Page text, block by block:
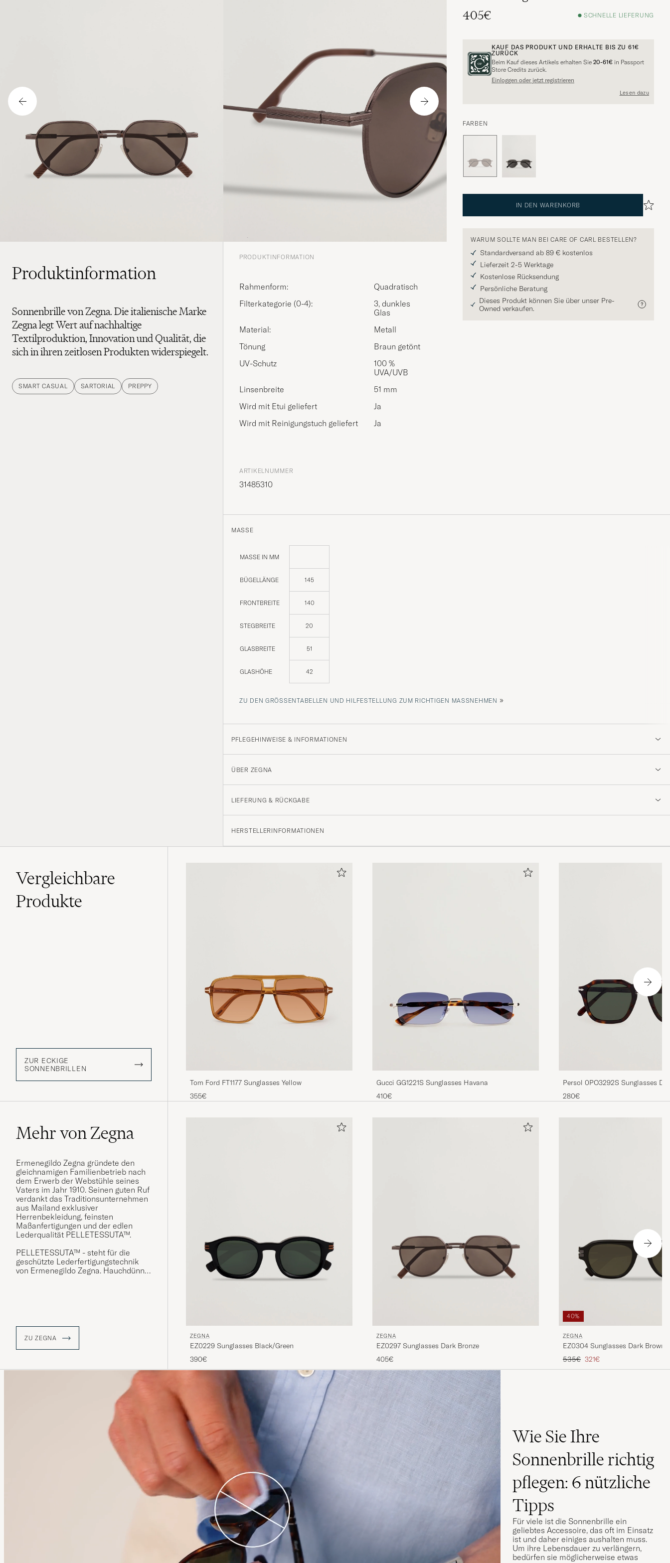
405€
SCHNELLE LIEFERUNG
KAUF DAS PRODUKT UND ERHALTE BIS ZU 61€
ZURÜCK
Beim Kauf dieses Artikels erhalten Sie 20-61€ in Passport
Store Credits zurück.
Einloggen oder jetzt registrieren
Lesen dazu
FARBEN
IN DEN WARENKORB
WARUM SOLLTE MAN BEI CARE OF CARL BESTELLEN?
Standardversand ab 89 € kostenlos
Lieferzeit 2-5 Werktage
Kostenlose Rücksendung
Persönliche Beratung
Dieses Produkt können Sie über unser Pre-
Owned verkaufen.
Produktinformation
Sonnenbrille von Zegna. Die italienische Marke
Zegna legt Wert auf nachhaltige
Textilproduktion, Innovation und Qualität, die
sich in ihren zeitlosen Produkten widerspiegelt.
SMART CASUAL SARTORIAL PREPPY
PRODUKTINFORMATION
Rahmenform:
Quadratisch
Filterkategorie (0-4):
3, dunkles
Glas
Material:
Metall
Tönung
Braun getönt
UV-Schutz
100 %
UVA/UVB
Linsenbreite
51 mm
Wird mit Etui geliefert
Ja
Wird mit Reinigungstuch geliefert
Ja
ARTIKELNUMMER
31485310
MASSE
MASSE IN MM
BÜGELLÄNGE 145
FRONTBREITE 140
STEGBREITE 20
GLASBREITE 51
GLASHÖHE 42
ZU DEN GRÖSSENTABELLEN UND HILFESTELLUNG ZUM RICHTIGEN MASSNEHMEN »
PFLEGEHINWEISE & INFORMATIONEN
ÜBER ZEGNA
LIEFERUNG & RÜCKGABE
HERSTELLERINFORMATIONEN
Vergleichbare
Produkte
ZUR ECKIGE
SONNENBRILLEN
Tom Ford FT1177 Sunglasses Yellow
355€
Gucci GG1221S Sunglasses Havana
410€
Persol 0PO3292S Sunglasses
280€
Mehr von Zegna
Ermenegildo Zegna gründete den
gleichnamigen Familienbetrieb nach
dem Erwerb der Webstühle seines
Vaters im Jahr 1910. Seinen guten Ruf
verdankt das Traditionsunternehmen
aus Mailand exklusiver
Herrenbekleidung, feinsten
Maßanfertigungen und der edlen
Lederqualität PELLETESSUTA™.
PELLETESSUTA™ - steht für die
geschützte Lederfertigungstechnik
von Ermenegildo Zegna. Hauchdünne
Geltung kommt.
ZU ZEGNA ZEGNA
EZ0229 Sunglasses Black/Green
390€
ZEGNA
EZ0297 Sunglasses Dark Bronze
405€
40%
ZEGNA
EZ0304 Sunglasses Dark Brown
Regulärer Preis
535€ Reduzierter Preis
321€
Wie Sie Ihre
Sonnenbrille richtig
pflegen: 6 nützliche
Tipps
Für viele ist die Sonnenbrille ein
geliebtes Accessoire, das oft im Einsatz
ist und daher einiges aushalten muss.
Um ihre Lebensdauer zu verlängern,
bedürfen sie möglicherweise etwas